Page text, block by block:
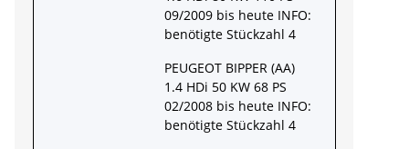
09/2009 bis heute INFO:
benötigte Stückzahl 4
PEUGEOT BIPPER (AA)
1.4 HDi 50 KW 68 PS
02/2008 bis heute INFO:
benötigte Stückzahl 4